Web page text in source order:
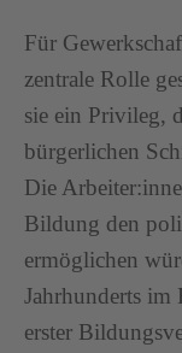
Für
zentrale Rolle
sie ein Privileg,
bürgerlichen
Die
Bildung den
ermöglichen
Jahrhunderts im
erster